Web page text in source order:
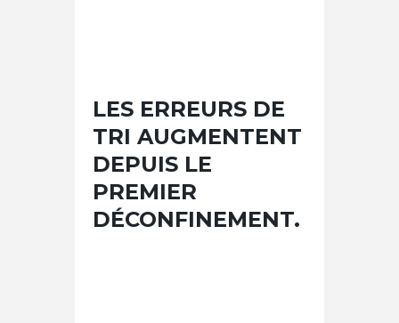
LES ERREURS DE
TRI AUGMENTENT
DEPUIS LE
PREMIER
DÉCONFINEMENT.